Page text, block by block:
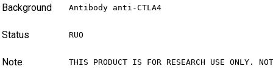
Background Antibody anti-CTLA4
Status RUO
Note THIS PRODUCT IS FOR RESEARCH USE ONLY.